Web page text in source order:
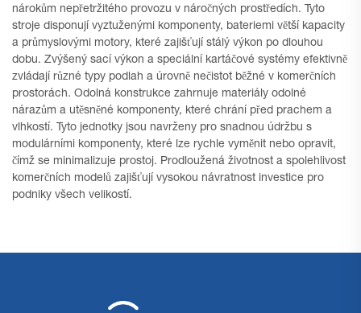
nárokům nepřetržitého provozu v náročných prostředích. Tyto
stroje disponují vyztuženými komponenty, bateriemi větší kapacity
a průmyslovými motory, které zajišťují stálý výkon po dlouhou
dobu. Zvýšený sací výkon a speciální kartáčové systémy efektivně
zvládají různé typy podlah a úrovně nečistot běžné v komerčních
prostorách. Odolná konstrukce zahrnuje materiály odolné
nárazům a utěsněné komponenty, které chrání před prachem a
vlhkostí. Tyto jednotky jsou navrženy pro snadnou údržbu s
modulárními komponenty, které lze rychle vyměnit nebo opravit,
čímž se minimalizuje prostoj. Prodloužená životnost a spolehlivost
komerčních modelů zajišťují vysokou návratnost investice pro
podniky všech velikostí.